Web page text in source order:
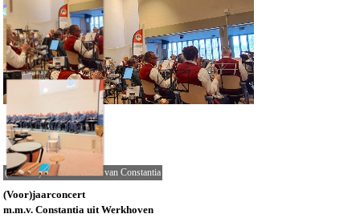
(439-TH) Vooraf oefenen van Constantia
(Voor)jaarconcert
m.m.v. Constantia uit Werkhoven